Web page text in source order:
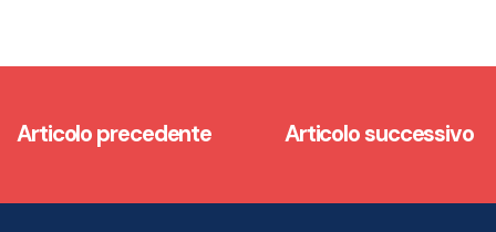
Articolo precedente Articolo successivo